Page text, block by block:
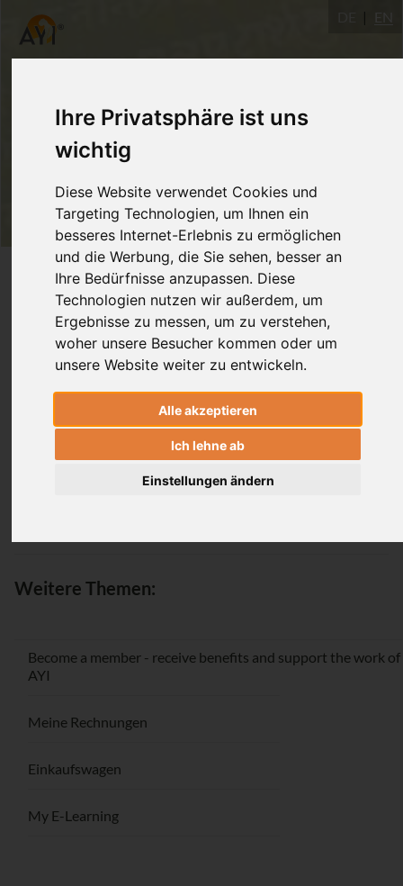
Ihre Privatsphäre ist uns
wichtig
Diese Website verwendet Cookies und
Targeting Technologien, um Ihnen ein
besseres Internet-Erlebnis zu ermöglichen
und die Werbung, die Sie sehen, besser an
Ihre Bedürfnisse anzupassen. Diese
Technologien nutzen wir außerdem, um
Ergebnisse zu messen, um zu verstehen,
woher unsere Besucher kommen oder um
unsere Website weiter zu entwickeln.
Alle akzeptieren
Ich lehne ab
Einstellungen ändern
Login
Passwort vergessen / Registrieren
Weitere Themen:
Become a member - receive benefits and support the work of
AYI
Meine Rechnungen
Einkaufswagen
My E-Learning